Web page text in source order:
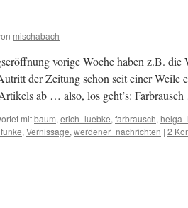
mischabach
vorige Woche haben z.B. die
der Zeitung schon seit einer Weile
ab … also, los geht’s:
mitbaum, erich_luebke, farbrausch,
, Vernissage, werdener_nachrichten | 2